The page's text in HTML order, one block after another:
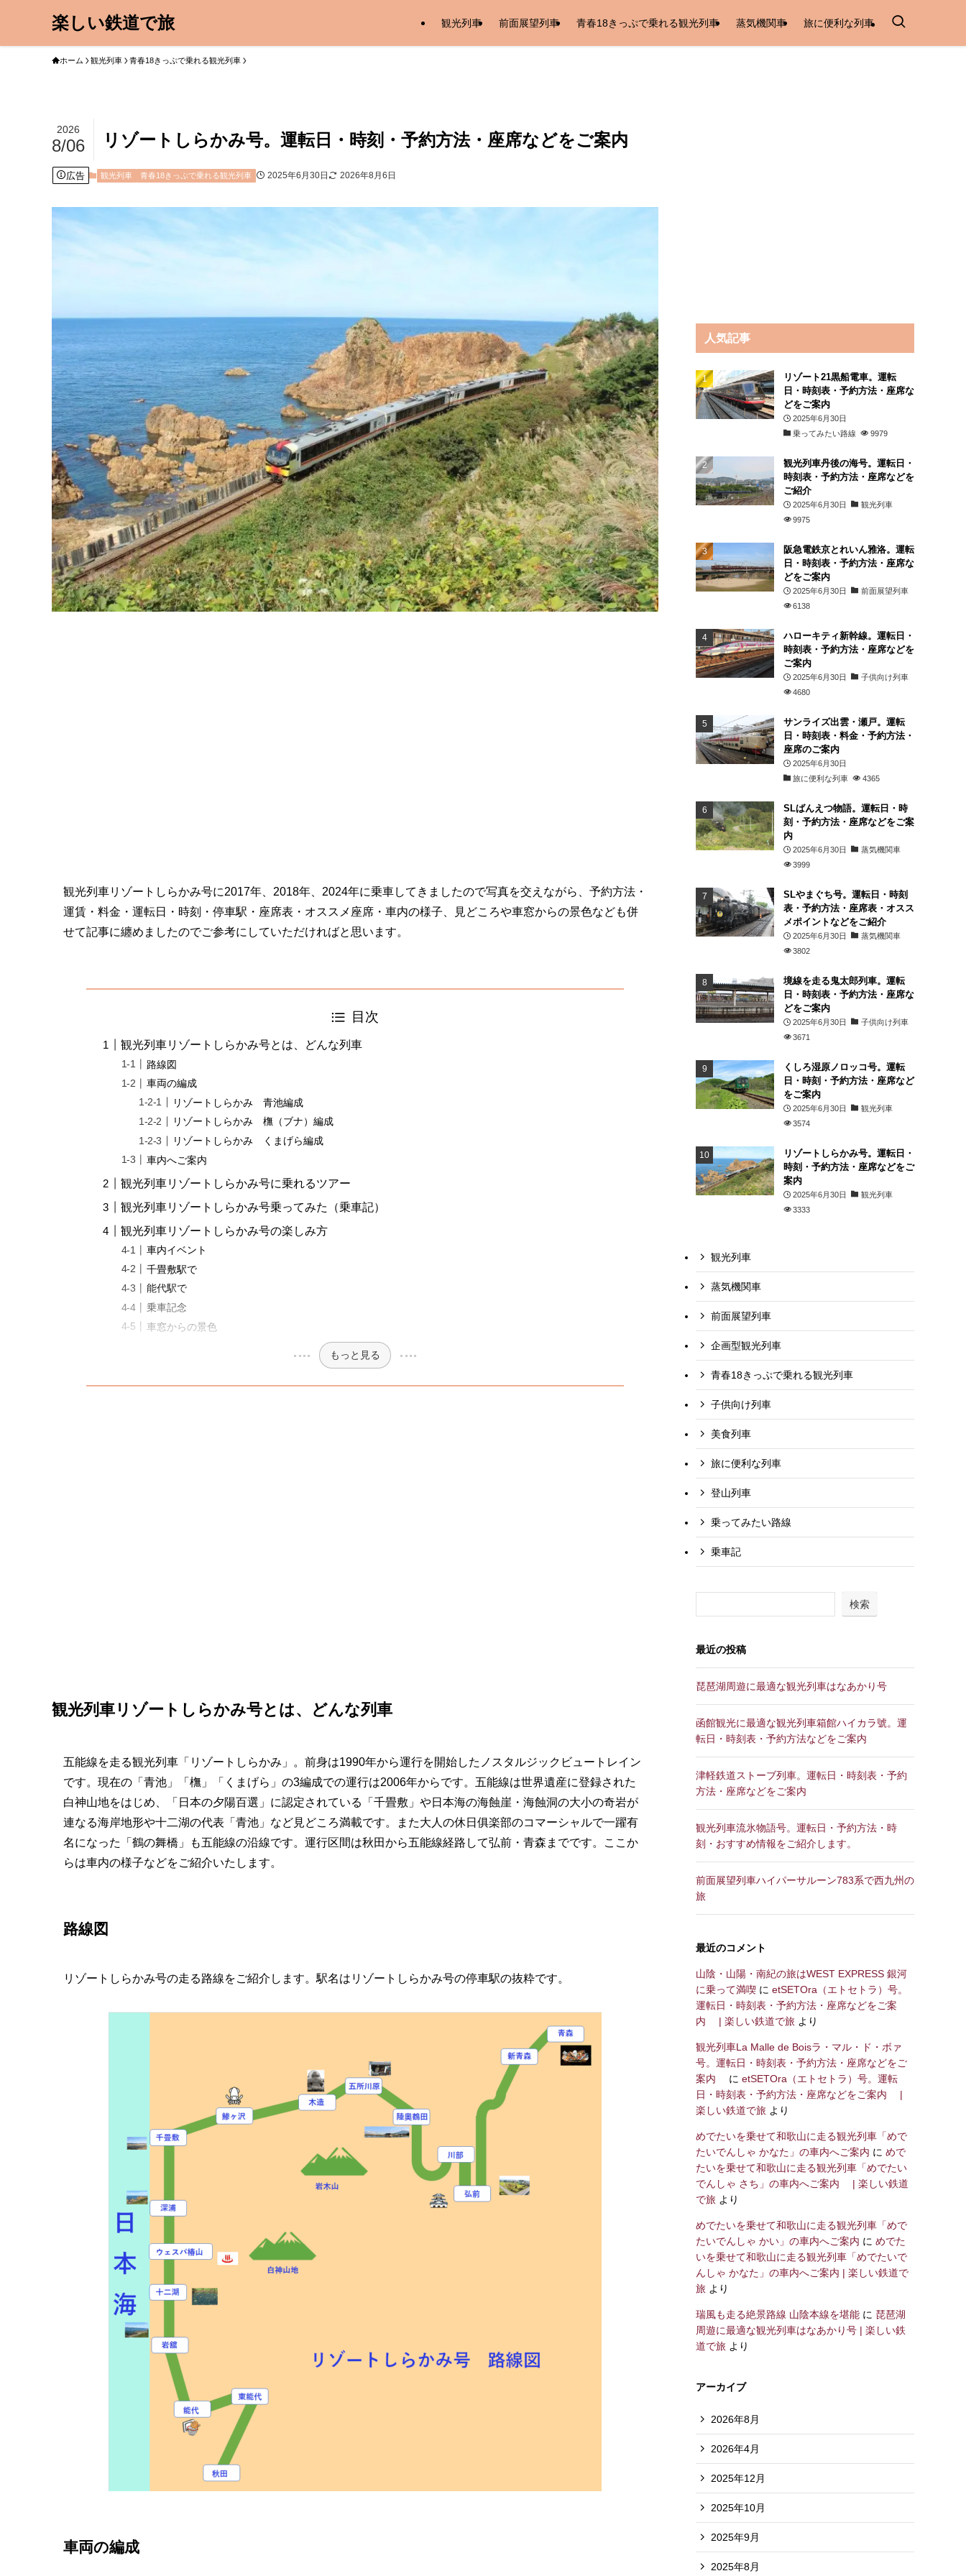
楽しい鉄道で旅 観光列車 前面展望列車 青春18きっぷで乗れる観光列車 蒸気機関車 旅に便利な列車
ホーム 観光列車 青春18きっぷで乗れる観光列車
リゾートしらかみ号。運転日・時刻・予約方法・座席などをご案内
2026
8/06
広告 観光列車 青春18きっぷで乗れる観光列車 2025年6月30日 2026年8月6日
観光列車リゾートしらかみ号に2017年、2018年、2024年に乗車してきましたので写真を交えながら、予約方法・
運賃・料金・運転日・時刻・停車駅・座席表・オススメ座席・車内の様子、見どころや車窓からの景色なども併
せて記事に纏めましたのでご参考にしていただければと思います。
目次
観光列車リゾートしらかみ号とは、どんな列車
路線図
車両の編成
リゾートしらかみ 青池編成
リゾートしらかみ 橅（ブナ）編成
リゾートしらかみ くまげら編成
車内へご案内
観光列車リゾートしらかみ号に乗れるツアー
観光列車リゾートしらかみ号乗ってみた（乗車記）
観光列車リゾートしらかみ号の楽しみ方
車内イベント
千畳敷駅で
能代駅で
乗車記念
車窓からの景色
もっと見る
観光列車リゾートしらかみ号とは、どんな列車
五能線を走る観光列車「リゾートしらかみ」。前身は1990年から運行を開始したノスタルジックビュートレイン
です。現在の「青池」「橅」「くまげら」の3編成での運行は2006年からです。五能線は世界遺産に登録された
白神山地をはじめ、「日本の夕陽百選」に認定されている「千畳敷」や日本海の海蝕崖・海蝕洞の大小の奇岩が
連なる海岸地形や十二湖の代表「青池」など見どころ満載です。また大人の休日俱楽部のコマーシャルで一躍有
名になった「鶴の舞橋」も五能線の沿線です。運行区間は秋田から五能線経路して弘前・青森までです。ここか
らは車内の様子などをご紹介いたします。
路線図
リゾートしらかみ号の走る路線をご紹介します。駅名はリゾートしらかみ号の停車駅の抜粋です。
車両の編成
人気記事
リゾート21黒船電車。運転
日・時刻表・予約方法・座席な
どをご案内
2025年6月30日
乗ってみたい路線
9979
観光列車丹後の海号。運転日・
時刻表・予約方法・座席などを
ご紹介
2025年6月30日
観光列車
9975
阪急電鉄京とれいん雅洛。運転
日・時刻表・予約方法・座席な
どをご案内
2025年6月30日
前面展望列車
6138
ハローキティ新幹線。運転日・
時刻表・予約方法・座席などを
ご案内
2025年6月30日
子供向け列車
4680
サンライズ出雲・瀬戸。運転
日・時刻表・料金・予約方法・
座席のご案内
2025年6月30日
旅に便利な列車
4365
SLばんえつ物語。運転日・時
刻・予約方法・座席などをご案
内
2025年6月30日
蒸気機関車
3999
SLやまぐち号。運転日・時刻
表・予約方法・座席表・オスス
メポイントなどをご紹介
2025年6月30日
蒸気機関車
3802
境線を走る鬼太郎列車。運転
日・時刻表・予約方法・座席な
どをご案内
2025年6月30日
子供向け列車
3671
くしろ湿原ノロッコ号。運転
日・時刻・予約方法・座席など
をご案内
2025年6月30日
観光列車
3574
リゾートしらかみ号。運転日・
時刻・予約方法・座席などをご
案内
2025年6月30日
観光列車
3333
観光列車
蒸気機関車
前面展望列車
企画型観光列車
青春18きっぷで乗れる観光列車
子供向け列車
美食列車
旅に便利な列車
登山列車
乗ってみたい路線
乗車記
検索
最近の投稿
琵琶湖周遊に最適な観光列車はなあかり号
函館観光に最適な観光列車箱館ハイカラ號。運
転日・時刻表・予約方法などをご案内
津軽鉄道ストーブ列車。運転日・時刻表・予約
方法・座席などをご案内
観光列車流氷物語号。運転日・予約方法・時
刻・おすすめ情報をご紹介します。
前面展望列車ハイパーサルーン783系で西九州の
旅
最近のコメント
山陰・山陽・南紀の旅はWEST EXPRESS 銀河
に乗って満喫 に etSETOra（エトセトラ）号。
運転日・時刻表・予約方法・座席などをご案
内 | 楽しい鉄道で旅 より
観光列車La Malle de Boisラ・マル・ド・ボァ
号。運転日・時刻表・予約方法・座席などをご
案内
に etSETOra（エトセトラ）号。運転
日・時刻表・予約方法・座席などをご案内 |
楽しい鉄道で旅 より
めでたいを乗せて和歌山に走る観光列車「めで
たいでんしゃ かなた」の車内へご案内 に めで
たいを乗せて和歌山に走る観光列車「めでたい
でんしゃ さち」の車内へご案内 | 楽しい鉄道
で旅 より
めでたいを乗せて和歌山に走る観光列車「めで
たいでんしゃ かい」の車内へご案内 に めでた
いを乗せて和歌山に走る観光列車「めでたいで
んしゃ かなた」の車内へご案内 | 楽しい鉄道で
旅 より
瑞風も走る絶景路線 山陰本線を堪能 に 琵琶湖
周遊に最適な観光列車はなあかり号 | 楽しい鉄
道で旅 より
アーカイブ
2026年8月
2026年4月
2025年12月
2025年10月
2025年9月
2025年8月